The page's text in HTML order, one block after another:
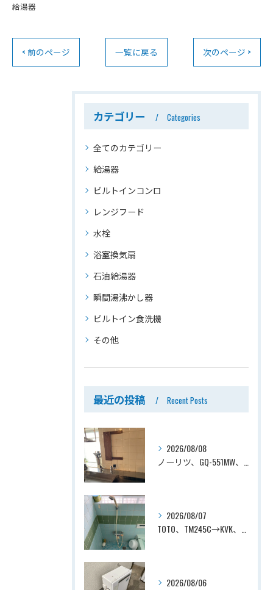
給湯器
< 前のページ 一覧に戻る 次のページ >
カテゴリー Categories
全てのカテゴリー
給湯器
ビルトインコンロ
レンジフード
水栓
浴室換気扇
石油給湯器
瞬間湯沸かし器
ビルトイン食洗機
その他
最近の投稿 Recent Posts
2026/08/08
ノーリツ、GQ-551MW、5号、元止式、屋内壁掛、防熱カバー付き、瞬間湯沸かし器（小型湯沸器）設置工事ー埼玉県川口市道合
2026/08/07
TOTO、TM245C→KVK、KF800T、壁付タイプ、サーモスタット付シャワーバス水栓、浴室用水栓交換工事ー埼玉県上尾市平塚
2026/08/06